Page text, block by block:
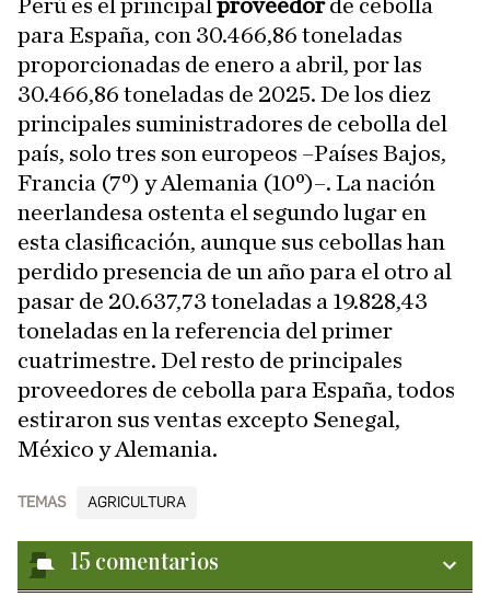
Perú es el principal proveedorde cebolla
para España, con 30.466,86 toneladas
proporcionadas de enero a abril, por las
30.466,86 toneladas de 2025. De los diez
principales suministradores de cebolla del
país, solo tres son europeos –Países Bajos,
Francia (7º) y Alemania (10º)–. La nación
neerlandesa ostenta el segundo lugar en
esta clasificación, aunque sus cebollas han
perdido presencia de un año para el otro al
pasar de 20.637,73 toneladas a 19.828,43
toneladas en la referencia del primer
cuatrimestre. Del resto de principales
proveedores de cebolla para España, todos
estiraron sus ventas excepto Senegal,
México y Alemania.
TEMAS AGRICULTURA
15 comentarios